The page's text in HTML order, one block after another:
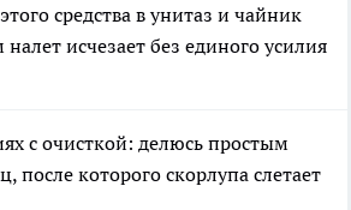
средства в унитаз и чайник
исчезает без единого усилия
с очисткой: делюсь простым
после которого скорлупа слетает